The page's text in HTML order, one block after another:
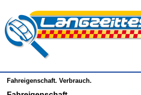
Fahreigenschaft. Verbrauch.